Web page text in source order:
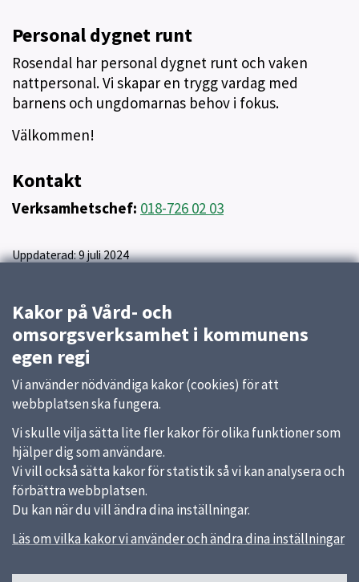
Personal dygnet runt
Rosendal har personal dygnet runt och vaken
nattpersonal. Vi skapar en trygg vardag med
barnens och ungdomarnas behov i fokus.
Välkommen!
Kontakt
Verksamhetschef: 018-726 02 03
Uppdaterad:9 juli 2024
Kakor på Vård- och
omsorgsverksamhet i kommunens
egen regi
Vi använder nödvändiga kakor (cookies) för att
webbplatsen ska fungera.
Vi skulle vilja sätta lite fler kakor för olika funktioner som
hjälper dig som användare.
Vi vill också sätta kakor för statistik så vi kan analysera och
förbättra webbplatsen.
Du kan när du vill ändra dina inställningar.
Läs om vilka kakor vi använder och ändra dina inställningar
Sidfot